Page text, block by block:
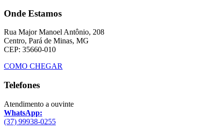
Onde Estamos
Rua Major Manoel Antônio, 208
Centro, Pará de Minas, MG
CEP: 35660-010
COMO CHEGAR
Telefones
Atendimento a ouvinte
WhatsApp:
(37) 99938-0255